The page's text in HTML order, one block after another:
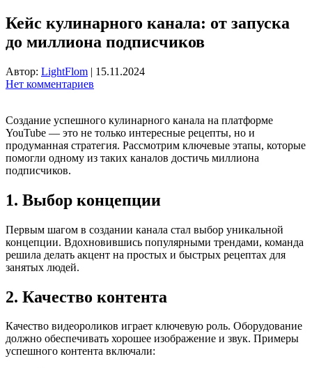
Кейс кулинарного канала: от запуска
до миллиона подписчиков
Автор: LightFlom | 15.11.2024
Нет комментариев
Создание успешного кулинарного канала на платформе
YouTube — это не только интересные рецепты, но и
продуманная стратегия. Рассмотрим ключевые этапы, которые
помогли одному из таких каналов достичь миллиона
подписчиков.
1. Выбор концепции
Первым шагом в создании канала стал выбор уникальной
концепции. Вдохновившись популярными трендами, команда
решила делать акцент на простых и быстрых рецептах для
занятых людей.
2. Качество контента
Качество видеороликов играет ключевую роль. Оборудование
должно обеспечивать хорошее изображение и звук. Примеры
успешного контента включали: